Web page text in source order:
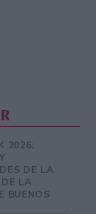
2026:
DE LA
LA
BUENOS